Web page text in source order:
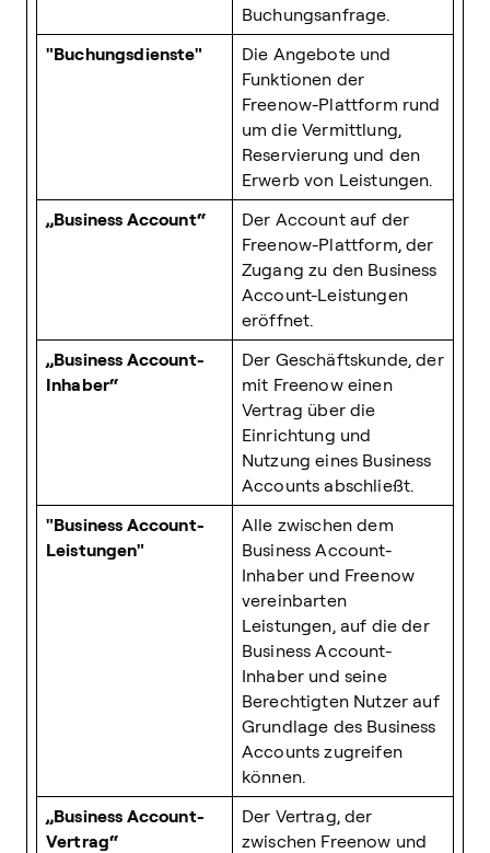
Buchungsanfrage.
"Buchungsdienste"
Die Angebote und
Funktionen der
Freenow-Plattform rund
um die Vermittlung,
Reservierung und den
Erwerb von Leistungen.
„Business Account“
Der Account auf der
Freenow-Plattform, der
Zugang zu den Business
Account-Leistungen
eröffnet.
„Business Account-
Inhaber“
Der Geschäftskunde, der
mit Freenow einen
Vertrag über die
Einrichtung und
Nutzung eines Business
Accounts abschließt.
"Business Account-
Leistungen"
Alle zwischen dem
Business Account-
Inhaber und Freenow
vereinbarten
Leistungen, auf die der
Business Account-
Inhaber und seine
Berechtigten Nutzer auf
Grundlage des Business
Accounts zugreifen
können.
„Business Account-
Vertrag“
Der Vertrag, der
zwischen Freenow und